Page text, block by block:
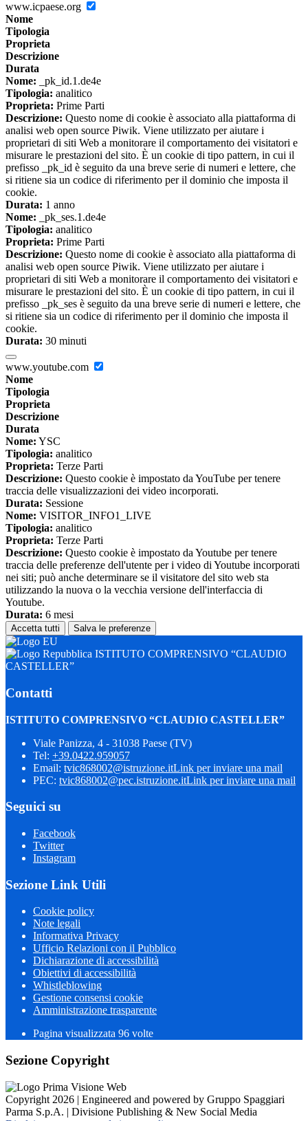
www.icpaese.org
Nome
Tipologia
Proprieta
Descrizione
Durata
Nome: _pk_id.1.de4e
Tipologia: analitico
Proprieta: Prime Parti
Descrizione: Questo nome di cookie è associato alla piattaforma di
analisi web open source Piwik. Viene utilizzato per aiutare i
proprietari di siti Web a monitorare il comportamento dei visitatori e
misurare le prestazioni del sito. È un cookie di tipo pattern, in cui il
prefisso _pk_id è seguito da una breve serie di numeri e lettere, che
si ritiene sia un codice di riferimento per il dominio che imposta il
cookie.
Durata: 1 anno
Nome: _pk_ses.1.de4e
Tipologia: analitico
Proprieta: Prime Parti
Descrizione: Questo nome di cookie è associato alla piattaforma di
analisi web open source Piwik. Viene utilizzato per aiutare i
proprietari di siti Web a monitorare il comportamento dei visitatori e
misurare le prestazioni del sito. È un cookie di tipo pattern, in cui il
prefisso _pk_ses è seguito da una breve serie di numeri e lettere, che
si ritiene sia un codice di riferimento per il dominio che imposta il
cookie.
Durata: 30 minuti
www.youtube.com
Nome
Tipologia
Proprieta
Descrizione
Durata
Nome: YSC
Tipologia: analitico
Proprieta: Terze Parti
Descrizione: Questo cookie è impostato da YouTube per tenere
traccia delle visualizzazioni dei video incorporati.
Durata: Sessione
Nome: VISITOR_INFO1_LIVE
Tipologia: analitico
Proprieta: Terze Parti
Descrizione: Questo cookie è impostato da Youtube per tenere
traccia delle preferenze dell'utente per i video di Youtube incorporati
nei siti; può anche determinare se il visitatore del sito web sta
utilizzando la nuova o la vecchia versione dell'interfaccia di
Youtube.
Durata: 6 mesi
Accetta tutti Salva le preferenze
ISTITUTO COMPRENSIVO “CLAUDIO
CASTELLER”
Contatti
ISTITUTO COMPRENSIVO “CLAUDIO CASTELLER”
Viale Panizza, 4 - 31038 Paese (TV)
Tel: +39.0422.959057
Email: tvic868002@istruzione.itLink per inviare una mail
PEC: tvic868002@pec.istruzione.itLink per inviare una mail
Seguici su
Facebook
Twitter
Instagram
Sezione Link Utili
Cookie policy
Note legali
Informativa Privacy
Ufficio Relazioni con il Pubblico
Dichiarazione di accessibilità
Obiettivi di accessibilità
Whistleblowing
Gestione consensi cookie
Amministrazione trasparente
Pagina visualizzata 96 volte
Sezione Copyright
Copyright 2026 | Engineered and powered by Gruppo Spaggiari
Parma S.p.A. | Divisione Publishing & New Social Media